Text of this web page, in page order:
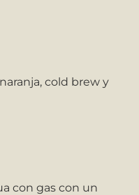
cold brew y
con gas con un